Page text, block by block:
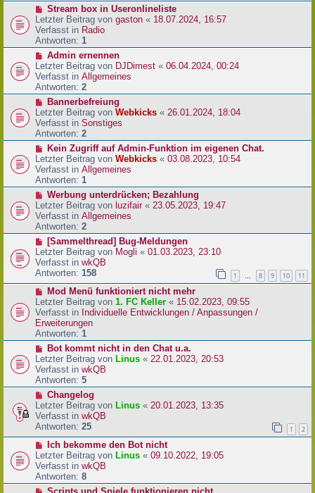
a
g
B
e
i
t
r
a
g
N
e
u
e
r
B
e
i
t
a
g
Stream box in Useronlineliste
Letzter Beitrag von gaston « 18.07.2024, 16:57
Verfasst in Radio
Antworten: 1
N
e
u
e
r
B
e
i
t
a
g
Admin ernennen
Letzter Beitrag von DJDimest « 06.04.2024, 00:24
Verfasst in Allgemeines
Antworten: 2
N
e
u
e
r
B
e
i
t
a
g
Bannerbefreiung
Letzter Beitrag von Webkicks « 26.01.2024, 18:04
Verfasst in Sonstiges
Antworten: 2
N
e
u
e
r
B
e
i
t
a
g
Kein Zugriff auf Admin-Funktion im eigenen Chat.
Letzter Beitrag von Webkicks « 03.08.2023, 10:54
Verfasst in Allgemeines
Antworten: 1
N
e
u
e
r
B
e
i
t
a
g
Werbung unterdrücken; Bezahlung
Letzter Beitrag von luzifair « 23.05.2023, 19:47
Verfasst in Allgemeines
Antworten: 2
N
e
u
e
r
B
e
i
t
r
a
g
[Sammelthread] Bug-Meldungen
Letzter Beitrag von Mogli « 01.03.2023, 23:10
Verfasst in wkQB
Antworten: 158 1 … 8 9 10 11
N
e
u
e
r
B
e
i
t
r
a
g
Mod Menü funktioniert nicht mehr
Letzter Beitrag von 1. FC Keller « 15.02.2023, 09:55
Verfasst in Individuelle Entwicklungen / Anpassungen /
Erweiterungen
Antworten: 1
N
e
u
e
r
B
e
i
t
a
g
Bot kommt nicht in den Chat u.a.
Letzter Beitrag von Linus « 22.01.2023, 20:53
Verfasst in wkQB
Antworten: 5
N
e
u
e
r
B
e
i
t
Changelog
Letzter Beitrag von Linus « 20.01.2023, 13:35
Verfasst in wkQB
Antworten: 25 1 2
N
e
u
e
r
Ich bekomme den Bot nicht
Letzter Beitrag von Linus « 09.10.2022, 19:05
Verfasst in wkQB
Antworten: 8
N